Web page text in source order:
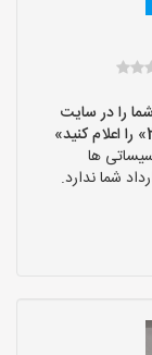
را در سایت
ها
شما ندارد.